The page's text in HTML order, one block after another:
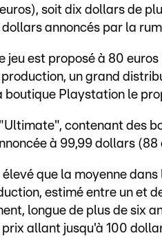
soit dix dollars de
dollars annoncés par la
jeu est proposé à 80
un grand
boutique Playstation le
contenant des
à 99,99 dollars
élevé que la moyenne
estimé entre un et
longue de plus de six
allant jusqu'à 100